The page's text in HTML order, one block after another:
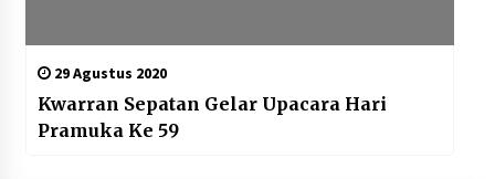
29 Agustus 2020
Kwarran Sepatan Gelar Upacara Hari
Pramuka Ke 59